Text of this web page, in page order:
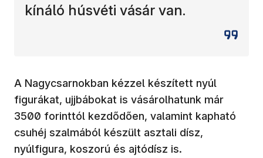
kínáló húsvéti vásár van.
A Nagycsarnokban kézzel készített nyúl
figurákat, ujjbábokat is vásárolhatunk már
3500 forinttól kezdődően, valamint kapható
csuhéj szalmából készült asztali dísz,
nyúlfigura, koszorú és ajtódísz is.